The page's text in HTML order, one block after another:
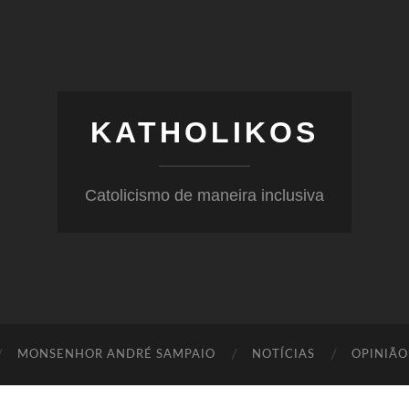
KATHOLIKOS
Catolicismo de maneira inclusiva
MONSENHOR ANDRÉ SAMPAIO NOTÍCIAS OPINIÃO